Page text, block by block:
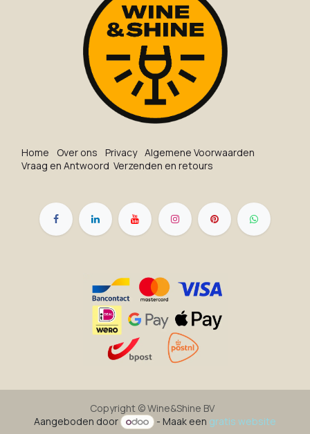
Ho​me O​ve​r on​s Privacy Algemene Voorwaarden
Vraag en Antwoord Verzenden en retours
Copyright ©Wine&Shine BV
Aangeboden door
- Maak een gratis website